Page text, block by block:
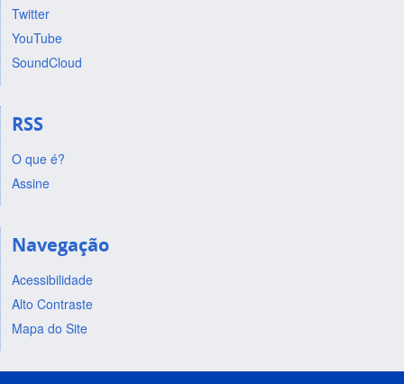
Twitter
YouTube
SoundCloud
RSS
O que é?
Assine
Navegação
Acessibilidade
Alto Contraste
Mapa do Site